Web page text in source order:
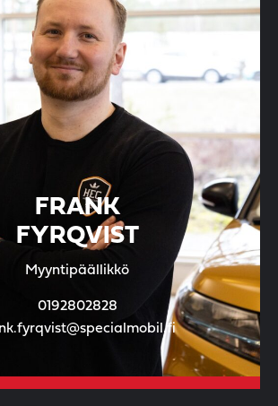
FRANK
FYRQVIST
Myyntipäällikkö
0192802828